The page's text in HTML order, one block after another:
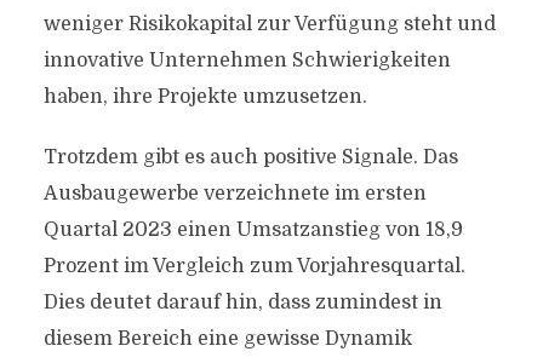
weniger Risikokapital zur Verfügung steht und
innovative Unternehmen Schwierigkeiten
haben, ihre Projekte umzusetzen.
Trotzdem gibt es auch positive Signale. Das
Ausbaugewerbe verzeichnete im ersten
Quartal 2023 einen Umsatzanstieg von 18,9
Prozent im Vergleich zum Vorjahresquartal.
Dies deutet darauf hin, dass zumindest in
diesem Bereich eine gewisse Dynamik